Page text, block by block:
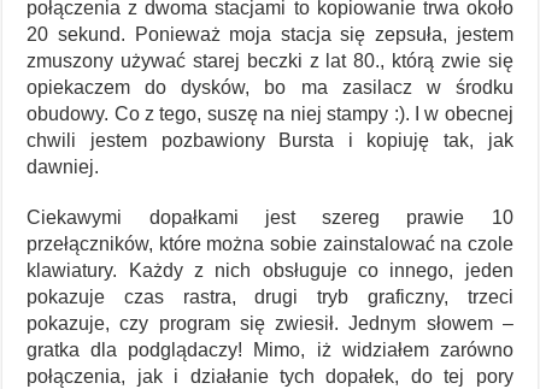
połączenia z dwoma stacjami to kopiowanie trwa około
20 sekund. Ponieważ moja stacja się zepsuła, jestem
zmuszony używać starej beczki z lat 80., którą zwie się
opiekaczem do dysków, bo ma zasilacz w środku
obudowy. Co z tego, suszę na niej stampy :). I w obecnej
chwili jestem pozbawiony Bursta i kopiuję tak, jak
dawniej.
Ciekawymi dopałkami jest szereg prawie 10
przełączników, które można sobie zainstalować na czole
klawiatury. Każdy z nich obsługuje co innego, jeden
pokazuje czas rastra, drugi tryb graficzny, trzeci
pokazuje, czy program się zwiesił. Jednym słowem –
gratka dla podglądaczy! Mimo, iż widziałem zarówno
połączenia, jak i działanie tych dopałek, do tej pory